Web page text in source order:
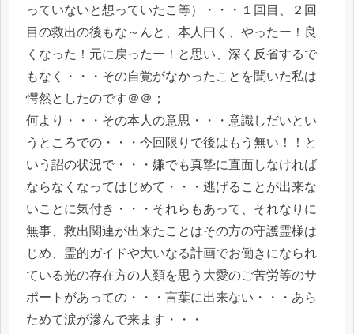
っていないと想っていたこ等）・・・１回目、２回
目の救出の後もな～んと、本人曰く、やったー！良
くなった！元に戻ったー！と思い、深く反省するで
もなく・・・その自覚がなかったことを聞いた私は
愕然としたのです＠＠；
何より・・・その本人の意思・・・意識しだいとい
うところでの・・・今回限りで後はもう無い！！と
いう詔の状況で・・・嫌でも真摯に直面しなければ
ならなくなってはじめて・・・逃げることが出来な
いことに気付き・・・それらもあって、それなりに
無事、救出関連が出来たことはその方の守護霊様は
じめ、霊的ガイドや大いなる計画でお働きになられ
ている光の存在方の人類を思う大愛のご苦労等のサ
ポートがあっての・・・言葉に出来ない・・・あら
ためて涙が滲んで来ます・・・